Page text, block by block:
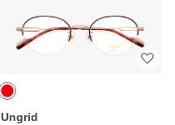
Ungrid